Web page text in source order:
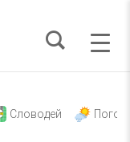
Словодей